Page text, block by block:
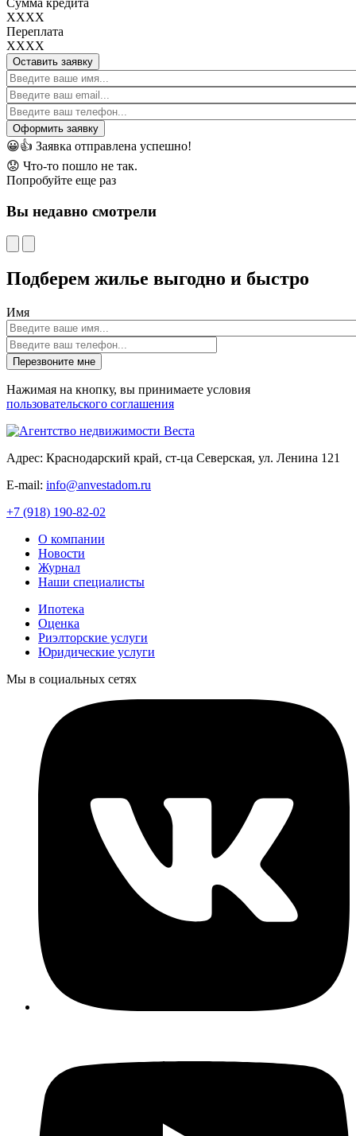
Сумма кредита
XXXX
Переплата
XXXX
Оставить заявку
😀👍 Заявка отправлена успешно!
😟 Что-то пошло не так.
Попробуйте еще раз
Вы недавно смотрели
Подберем жилье выгодно и быстро
Имя
Нажимая на кнопку, вы принимаете условия
пользовательского соглашения
Адрес: Краснодарский край, ст-ца Северская, ул. Ленина 121
E-mail: info@anvestadom.ru
+7 (918) 190-82-02
О компании
Новости
Журнал
Наши специалисты
Ипотека
Оценка
Риэлторские услуги
Юридические услуги
Мы в социальных сетях